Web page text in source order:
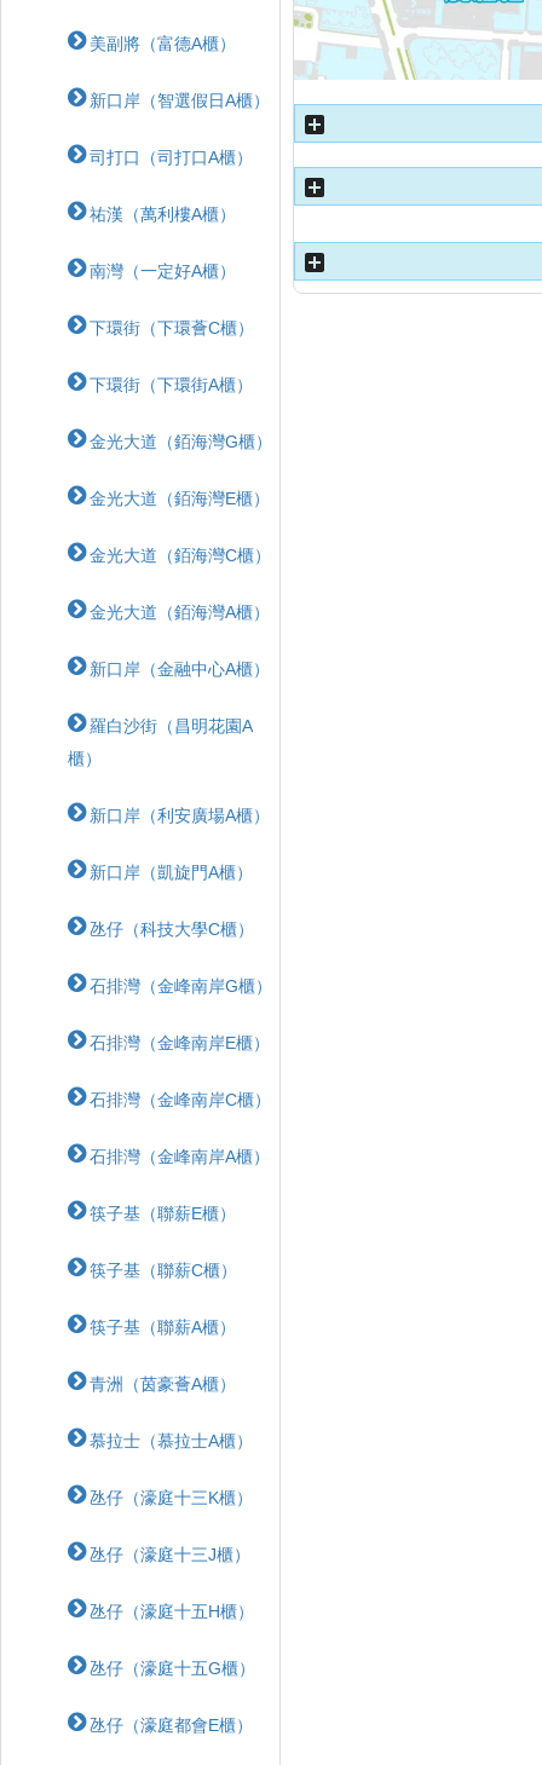
美副將（富德A櫃）
新口岸（智選假日A櫃）
司打口（司打口A櫃）
祐漢（萬利樓A櫃）
南灣（一定好A櫃）
下環街（下環薈C櫃）
下環街（下環街A櫃）
金光大道（銆海灣G櫃）
金光大道（銆海灣E櫃）
金光大道（銆海灣C櫃）
金光大道（銆海灣A櫃）
新口岸（金融中心A櫃）
羅白沙街（昌明花園A
櫃）
新口岸（利安廣場A櫃）
新口岸（凱旋門A櫃）
氹仔（科技大學C櫃）
石排灣（金峰南岸G櫃）
石排灣（金峰南岸E櫃）
石排灣（金峰南岸C櫃）
石排灣（金峰南岸A櫃）
筷子基（聯薪E櫃）
筷子基（聯薪C櫃）
筷子基（聯薪A櫃）
青洲（茵豪薈A櫃）
慕拉士（慕拉士A櫃）
氹仔（濠庭十三K櫃）
氹仔（濠庭十三J櫃）
氹仔（濠庭十五H櫃）
氹仔（濠庭十五G櫃）
氹仔（濠庭都會E櫃）